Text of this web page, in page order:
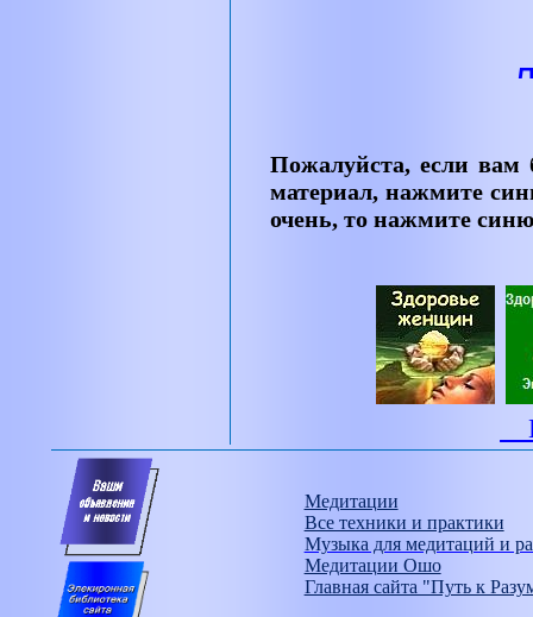
Пожалуйста, если вам
материал, нажмите
очень, то нажмите
Медитации
Все техники и практики
Музыка для медитаций и
Медитации Ошо
Главная сайта "Путь к